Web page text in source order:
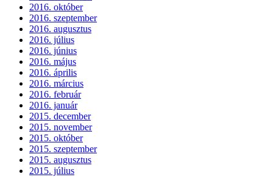
2016. október
2016. szeptember
2016. augusztus
2016. július
2016. június
2016. május
2016. április
2016. március
2016. február
2016. január
2015. december
2015. november
2015. október
2015. szeptember
2015. augusztus
2015. július